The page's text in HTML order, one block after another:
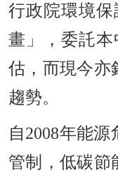
行政院環境
畫」，委託
估，而現今亦
趨勢。
自2008年能
管制，低碳節